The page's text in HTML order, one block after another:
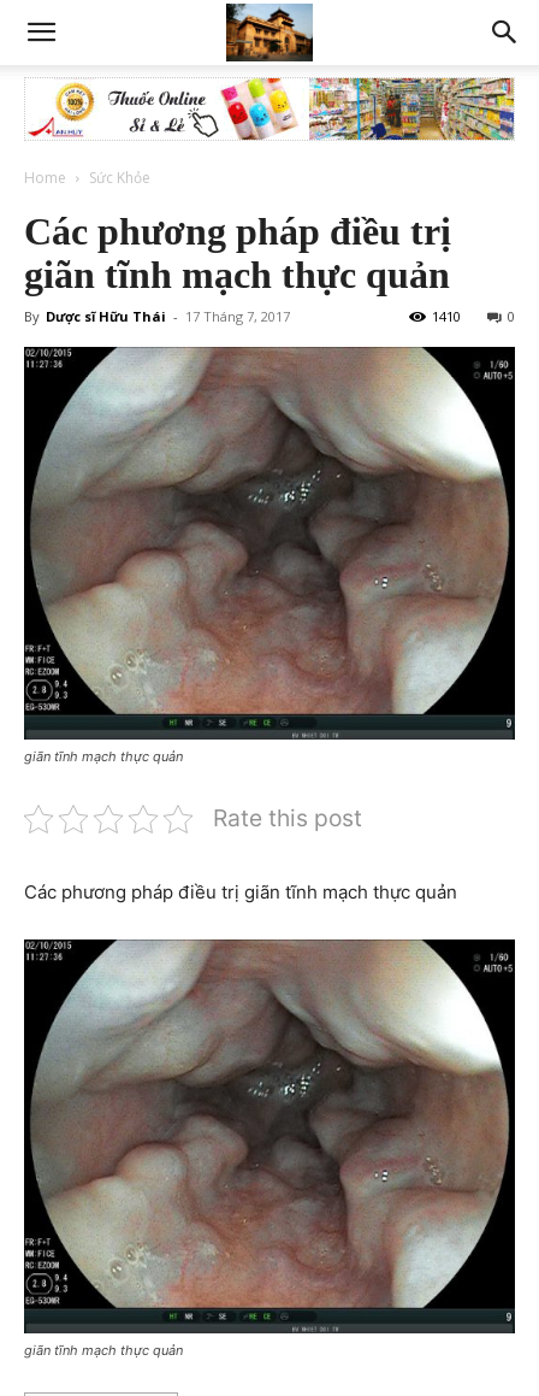
Home Sức Khỏe
Các phương pháp điều trị
giãn tĩnh mạch thực quản
By Dược sĩ Hữu Thái - 17 Tháng 7, 2017 0
1410
giãn tĩnh mạch thực quản
Rate this post
Các phương pháp điều trị giãn tĩnh mạch thực quản
giãn tĩnh mạch thực quản